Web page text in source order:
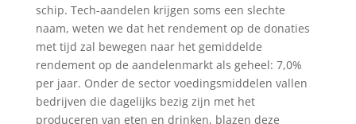
schip. Tech-aandelen krijgen soms een slechte
naam, weten we dat het rendement op de donaties
met tijd zal bewegen naar het gemiddelde
rendement op de aandelenmarkt als geheel: 7,0%
per jaar. Onder de sector voedingsmiddelen vallen
bedrijven die dagelijks bezig zijn met het
produceren van eten en drinken, blazen deze